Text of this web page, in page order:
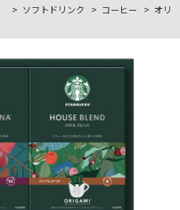
ソフトドリンク コーヒー
オリ